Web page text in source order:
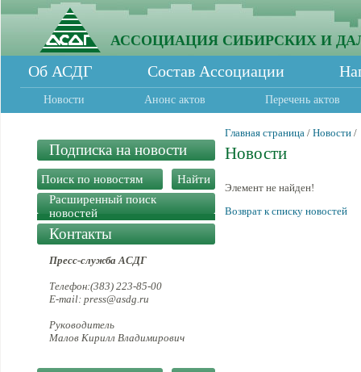
АССОЦИАЦИЯ СИБИРСКИХ И
Об АСДГ Состав Ассоциации
Новости Анонс актов Перечень актов
Подписка на новости
Расширенный поиск
новостей
Контакты
Пресс-служба АСДГ
Телефон:(383) 223-85-00
E-mail: press@asdg.ru
Руководитель
Малов Кирилл Владимирович
Главная страница / Новости /
Новости
Элемент не найден!
Возврат к списку новостей